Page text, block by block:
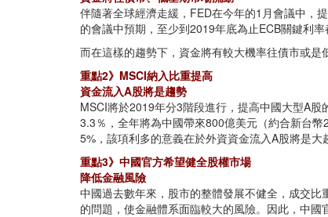
伴隨著全球經濟走緩，FED在今年的1月會議中，
的會議中預期，至少到2019年底為止ECB關鍵利
而在這樣的趨勢下，資金將有較大機率往債市或是
重點2》MSCI納入比重提高
資金流入A股將是趨勢
MSCI將於2019年分3階段進行，提高中國大型A
3.3％，全年將為中國帶來800億美元（約合新台
5%，該項利多的意義在於外資資金流入A股將是大
重點3》中國官方希望健全股權市場
降低金融風險
中國過去數年來，股市的整體發展不健全，成交
的問題，使金融體系面臨較大的風險。因此，中